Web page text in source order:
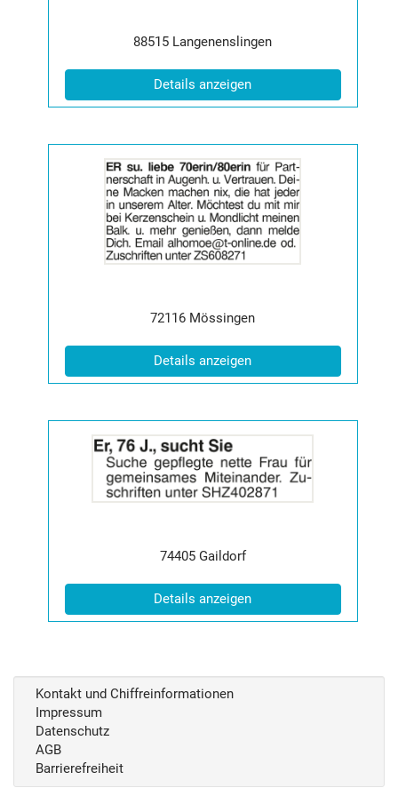
Postleitzahl:
88515 Ort:
Langenenslingen
Details anzeigen(ID: 2065373)
der
Anzeige
2065079
anzeigen
|
Info:
Postleitzahl:
72116 Ort:
Mössingen
Details anzeigen(ID: 2065079)
der
Anzeige
2065124
anzeigen
Postleitzahl:
74405 Ort:
Gaildorf
Details anzeigen(ID: 2065124)
Kontakt und Chiffreinformationen
Impressum
Datenschutz
AGB
Barrierefreiheit